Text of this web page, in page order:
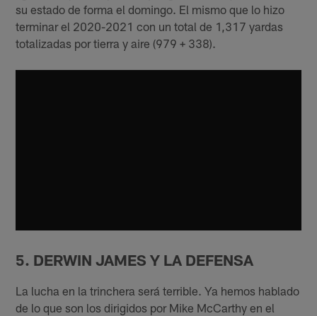
su estado de forma el domingo. El mismo que lo hizo
terminar el 2020-2021 con un total de 1,317 yardas
totalizadas por tierra y aire (979 + 338).
5. DERWIN JAMES Y LA DEFENSA
La lucha en la trinchera será terrible. Ya hemos hablado
de lo que son los dirigidos por Mike McCarthy en el